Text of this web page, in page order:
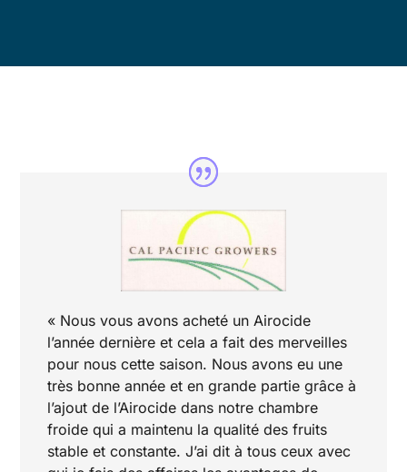
« Nous vous avons acheté un Airocide
l’année dernière et cela a fait des merveilles
pour nous cette saison. Nous avons eu une
très bonne année et en grande partie grâce à
l’ajout de l’Airocide dans notre chambre
froide qui a maintenu la qualité des fruits
stable et constante. J’ai dit à tous ceux avec